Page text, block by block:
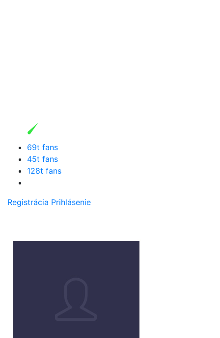
69t fans
45t fans
128t fans
Registrácia Prihlásenie